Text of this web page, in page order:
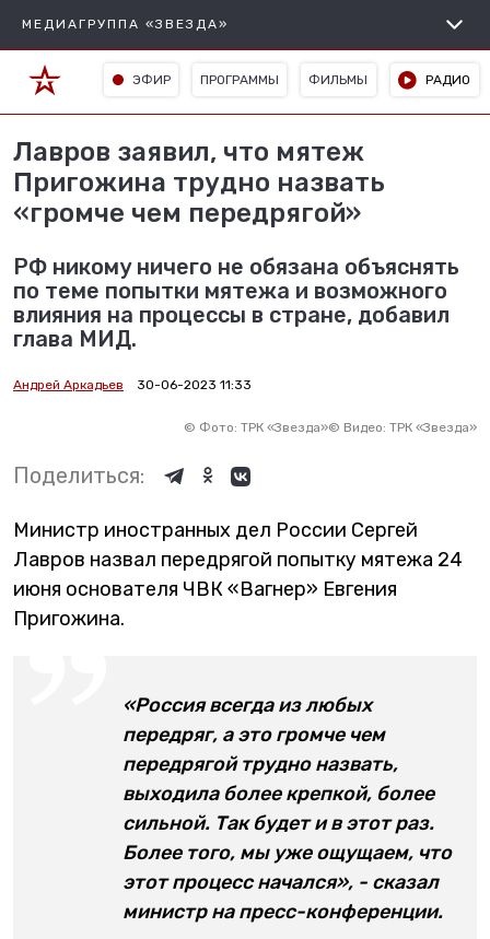
МЕДИАГРУППА «ЗВЕЗДА»
ЭФИР ПРОГРАММЫ ФИЛЬМЫ РАДИО
Лавров заявил, что мятеж
Пригожина трудно назвать
«громче чем передрягой»
РФ никому ничего не обязана объяснять
по теме попытки мятежа и возможного
влияния на процессы в стране, добавил
глава МИД.
Андрей Аркадьев 30-06-2023 11:33
© Фото: ТРК «Звезда»© Видео: ТРК «Звезда»
Поделиться:
Министр иностранных дел России Сергей
Лавров назвал передрягой попытку мятежа 24
июня основателя ЧВК «Вагнер» Евгения
Пригожина.
«Россия всегда из любых
передряг, а это громче чем
передрягой трудно назвать,
выходила более крепкой, более
сильной. Так будет и в этот раз.
Более того, мы уже ощущаем, что
этот процесс начался», - сказал
министр на пресс-конференции.